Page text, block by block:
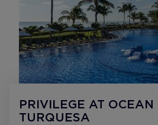
PRIVILEGE AT
TURQUESA